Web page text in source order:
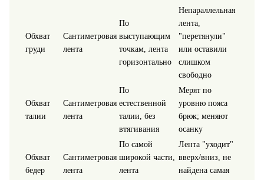
Обхват
груди
Сантиметровая
лента
По
выступающим
точкам, лента
горизонтально
Непараллельная
лента,
"перетянули"
или оставили
слишком
свободно
Обхват
талии
Сантиметровая
лента
По
естественной
талии, без
втягивания
Мерят по
уровню пояса
брюк; меняют
осанку
Обхват
бедер
Сантиметровая
лента
По самой
широкой части,
лента
Лента "уходит"
вверх/вниз, не
найдена самая